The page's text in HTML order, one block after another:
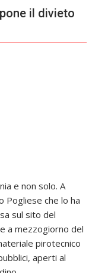
il divieto
e non solo. A
Pogliese che lo ha
sul sito del
a mezzogiorno del
pirotecnico
aperti al